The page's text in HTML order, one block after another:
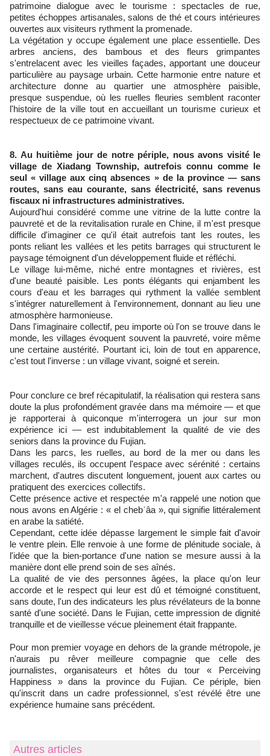
patrimoine dialogue avec le tourisme : spectacles de rue,
petites échoppes artisanales, salons de thé et cours intérieures
ouvertes aux visiteurs rythment la promenade.
La végétation y occupe également une place essentielle. Des
arbres anciens, des bambous et des fleurs grimpantes
s'entrelacent avec les vieilles façades, apportant une douceur
particulière au paysage urbain. Cette harmonie entre nature et
architecture donne au quartier une atmosphère paisible,
presque suspendue, où les ruelles fleuries semblent raconter
l'histoire de la ville tout en accueillant un tourisme curieux et
respectueux de ce patrimoine vivant.
8. Au huitième jour de notre périple, nous avons visité le
village de Xiadang Township, autrefois connu comme le
seul « village aux cinq absences » de la province — sans
routes, sans eau courante, sans électricité, sans revenus
fiscaux ni infrastructures administratives.
Aujourd'hui considéré comme une vitrine de la lutte contre la
pauvreté et de la revitalisation rurale en Chine, il m'est presque
difficile d'imaginer ce qu'il était autrefois tant les routes, les
ponts reliant les vallées et les petits barrages qui structurent le
paysage témoignent d'un développement fluide et réfléchi.
Le village lui-même, niché entre montagnes et rivières, est
d'une beauté paisible. Les ponts élégants qui enjambent les
cours d'eau et les barrages qui rythment la vallée semblent
s'intégrer naturellement à l'environnement, donnant au lieu une
atmosphère harmonieuse.
Dans l'imaginaire collectif, peu importe où l'on se trouve dans le
monde, les villages évoquent souvent la pauvreté, voire même
une certaine austérité. Pourtant ici, loin de tout en apparence,
c'est tout l'inverse : un village vivant, soigné et serein.
Pour conclure ce bref récapitulatif, la réalisation qui restera sans
doute la plus profondément gravée dans ma mémoire — et que
je rapporterai à quiconque m'interrogera un jour sur mon
expérience ici — est indubitablement la qualité de vie des
seniors dans la province du Fujian.
Dans les parcs, les ruelles, au bord de la mer ou dans les
villages reculés, ils occupent l'espace avec sérénité : certains
marchent, d'autres discutent longuement, jouent aux cartes ou
pratiquent des exercices collectifs.
Cette présence active et respectée m'a rappelé une notion que
nous avons en Algérie : « el chebʿâa », qui signifie littéralement
en arabe la satiété.
Cependant, cette idée dépasse largement le simple fait d'avoir
le ventre plein. Elle renvoie à une forme de plénitude sociale, à
l'idée que la bien-portance d'une nation se mesure aussi à la
manière dont elle prend soin de ses aînés.
La qualité de vie des personnes âgées, la place qu'on leur
accorde et le respect qui leur est dû et témoigné constituent,
sans doute, l'un des indicateurs les plus révélateurs de la bonne
santé d'une société. Dans le Fujian, cette impression de dignité
tranquille et de vieillesse vécue pleinement était frappante.
Pour mon premier voyage en dehors de la grande métropole, je
n'aurais pu rêver meilleure compagnie que celle des
journalistes, organisateurs et hôtes du tour « Perceiving
Happiness » dans la province du Fujian. Ce périple, bien
qu'inscrit dans un cadre professionnel, s'est révélé être une
expérience humaine sans précédent.
Autres articles